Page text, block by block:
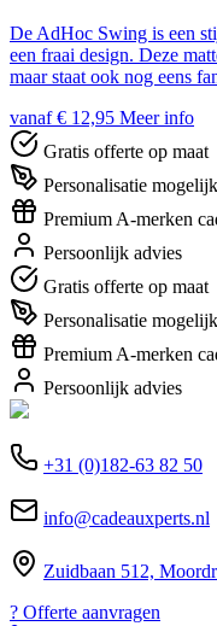
De AdHoc Swing is een
een fraai design. Deze
maar staat ook nog eens
vanaf € 12,95 Meer info
Gratis offerte op maat
Personalisatie mogelijk
Premium A-merken
Persoonlijk advies
Gratis offerte op maat
Personalisatie mogelijk
Premium A-merken
Persoonlijk advies
+31 (0)182-63 82 50
info@cadeauxperts.nl
Zuidbaan 512,
? Offerte aanvragen